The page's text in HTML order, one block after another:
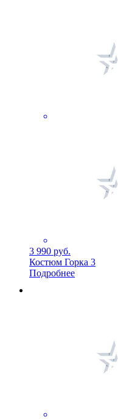
3 990 руб.
Костюм Горка 3
Подробнее